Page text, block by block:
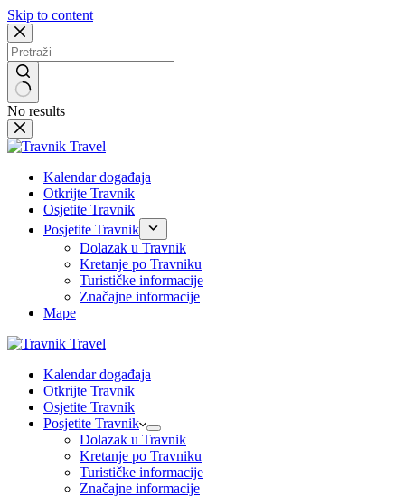
Skip to content
No results
Kalendar događaja
Otkrijte Travnik
Osjetite Travnik
Posjetite Travnik
Dolazak u Travnik
Kretanje po Travniku
Turističke informacije
Značajne informacije
Mape
Kalendar događaja
Otkrijte Travnik
Osjetite Travnik
Posjetite Travnik
Dolazak u Travnik
Kretanje po Travniku
Turističke informacije
Značajne informacije